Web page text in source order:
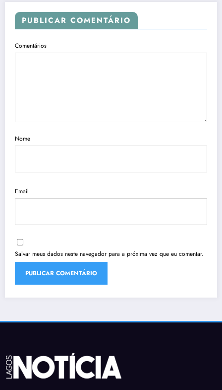
PUBLICAR COMENTÁRIO
Comentários
Nome
Email
Salvar meus dados neste navegador para a próxima vez que eu comentar.